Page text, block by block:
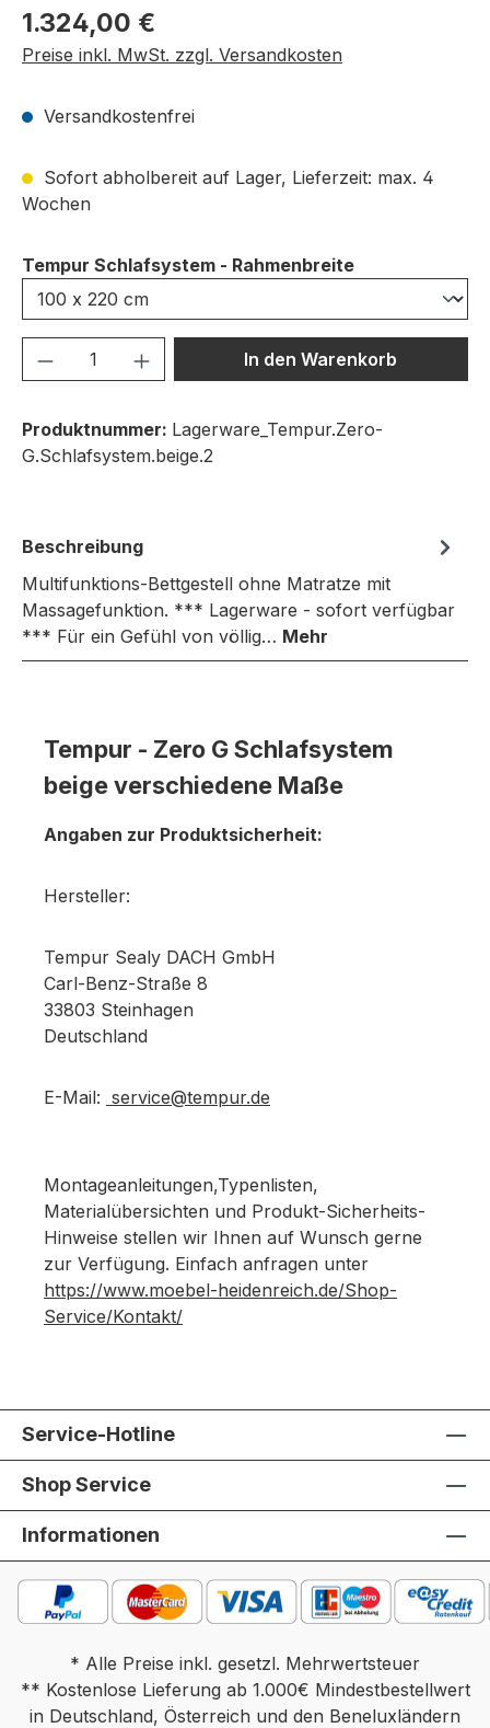
Regulärer Preis:
1.324,00 €
Preise inkl. MwSt. zzgl. Versandkosten
Versandkostenfrei
Sofort abholbereit auf Lager, Lieferzeit: max. 4
Wochen
Tempur Schlafsystem - Rahmenbreiteauswählen
Produkt Anzahl: Gib denIn den Warenkorb
Produktnummer: Lagerware_Tempur.Zero-
G.Schlafsystem.beige.2
Beschreibung
Multifunktions-Bettgestell ohne Matratze mit
Massagefunktion. *** Lagerware - sofort verfügbar
*** Für ein Gefühl von völlig… Mehr
Tempur - Zero G Schlafsystem
beige verschiedene Maße
Angaben zur Produktsicherheit:
Hersteller:
Tempur Sealy DACH GmbH
Carl-Benz-Straße 8
33803 Steinhagen
Deutschland
E-Mail: service@tempur.de
Montageanleitungen,Typenlisten,
Materialübersichten und Produkt-Sicherheits-
Hinweise stellen wir Ihnen auf Wunsch gerne
zur Verfügung. Einfach anfragen unter
https://www.moebel-heidenreich.de/Shop-
Service/Kontakt/
Service-Hotline
Shop Service
Informationen
* Alle Preise inkl. gesetzl. Mehrwertsteuer
** Kostenlose Lieferung ab 1.000€ Mindestbestellwert
in Deutschland, Österreich und den Beneluxländern